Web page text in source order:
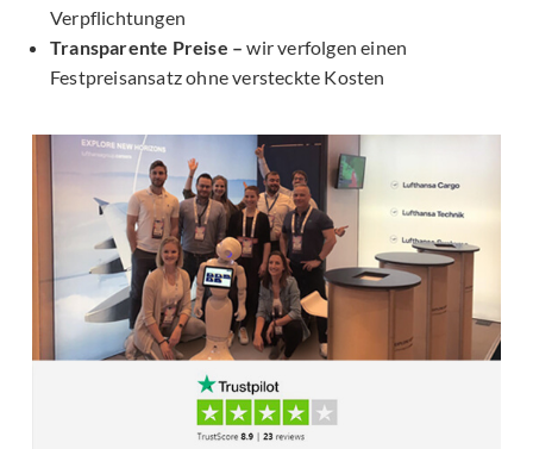
Verpflichtungen
Transparente Preise – wir verfolgen einen
Festpreisansatz ohne versteckte Kosten